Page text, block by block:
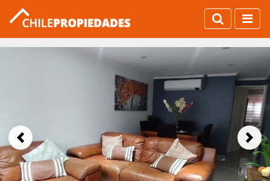
Previous Next